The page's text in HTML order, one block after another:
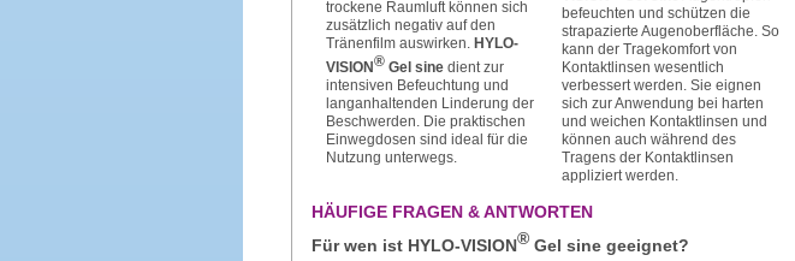
trockene Raumluft können sich
zusätzlich negativ auf den
Tränenfilm auswirken.HYLO-
VISION® Gel sine dient zur
intensiven Befeuchtung und
langanhaltenden Linderung der
Beschwerden. Die praktischen
Einwegdosen sind ideal für die
Nutzung unterwegs.
befeuchten und schützen die
strapazierte Augenoberfläche. So
kann der Tragekomfort von
Kontaktlinsen wesentlich
verbessert werden. Sie eignen
sich zur Anwendung bei harten
und weichen Kontaktlinsen und
können auch während des
Tragens der Kontaktlinsen
appliziert werden.
HÄUFIGE FRAGEN & ANTWORTEN
Für wen ist HYLO-VISION®Gel sine geeignet?